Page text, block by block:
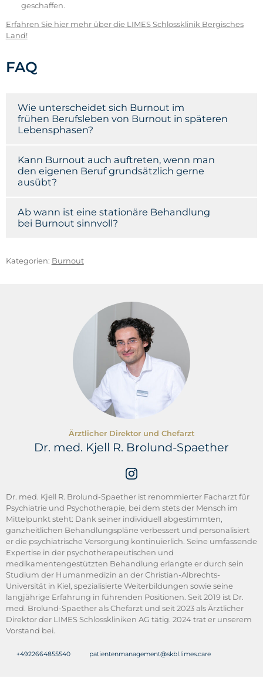
geschaffen.
Erfahren Sie hier mehr über die LIMES Schlossklinik Bergisches
Land!
FAQ
Wie unterscheidet sich Burnout im
frühen Berufsleben von Burnout in späteren
Lebensphasen?
Kann Burnout auch auftreten, wenn man
den eigenen Beruf grundsätzlich gerne
ausübt?
Ab wann ist eine stationäre Behandlung
bei Burnout sinnvoll?
Kategorien: Burnout
Ärztlicher Direktor und Chefarzt
Dr. med. Kjell R. Brolund-Spaether
Dr. med. Kjell R. Brolund-Spaether ist renommierter Facharzt für
Psychiatrie und Psychotherapie, bei dem stets der Mensch im
Mittelpunkt steht: Dank seiner individuell abgestimmten,
ganzheitlichen Behandlungspläne verbessert und personalisiert
er die psychiatrische Versorgung kontinuierlich. Seine umfassende
Expertise in der psychotherapeutischen und
medikamentengestützten Behandlung erlangte er durch sein
Studium der Humanmedizin an der Christian-Albrechts-
Universität in Kiel, spezialisierte Weiterbildungen sowie seine
langjährige Erfahrung in führenden Positionen. Seit 2019 ist Dr.
med. Brolund-Spaether als Chefarzt und seit 2023 als Ärztlicher
Direktor der LIMES Schlosskliniken AG tätig. 2024 trat er unserem
Vorstand bei.
+4922664855540 patientenmanagement@skbl.limes.care